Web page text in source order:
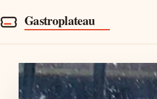
Gastroplateau